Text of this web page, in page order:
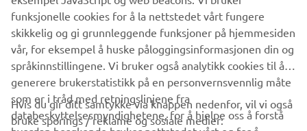
funksjonelle cookies for å la nettstedet vårt fungere
skikkelig og gi grunnleggende funksjoner på hjemmesiden
vår, for eksempel å huske påloggingsinformasjonen din og
språkinnstillingene. Vi bruker også analytikk cookies til å
generere brukerstatistikk på en personvernsvennlig måte
som er i tråd med retningslinjene fra
databeskyttelsesmyndighetene, for å hjelpe oss å forstå
hvordan besøkende bruker nettstedet vårt og for å
Hvis du gir ditt samtykke via knappen nedenfor, vil vi også
bruke sporings / reklame og sosiale medier: